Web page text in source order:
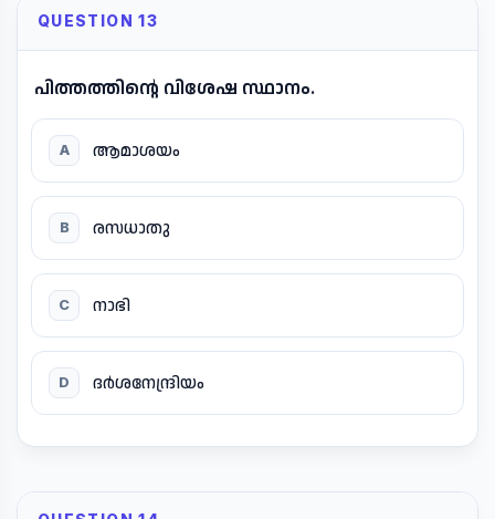
QUESTION 13
പിത്തത്തിന്റെ വിശേഷ സ്ഥാനം.
A ആമാശയം
B രസധാതു
C നാഭി
D ദർശനേന്ദ്രിയം